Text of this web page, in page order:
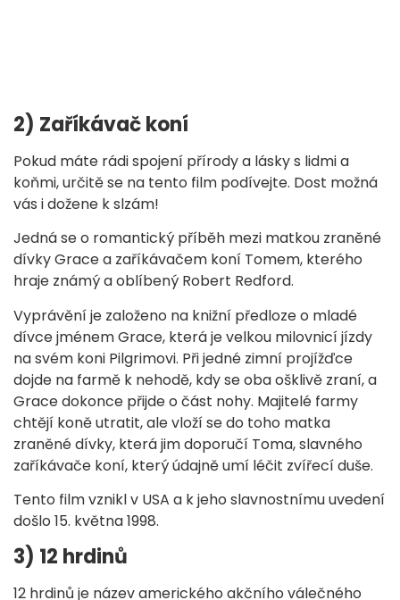
2) Zaříkávač koní
Pokud máte rádi spojení přírody a lásky s lidmi a
koňmi, určitě se na tento film podívejte. Dost možná
vás i dožene k slzám!
Jedná se o romantický příběh mezi matkou zraněné
dívky Grace a zaříkávačem koní Tomem, kterého
hraje známý a oblíbený Robert Redford.
Vyprávění je založeno na knižní předloze o mladé
dívce jménem Grace, která je velkou milovnicí jízdy
na svém koni Pilgrimovi. Při jedné zimní projížďce
dojde na farmě k nehodě, kdy se oba ošklivě zraní, a
Grace dokonce přijde o část nohy. Majitelé farmy
chtějí koně utratit, ale vloží se do toho matka
zraněné dívky, která jim doporučí Toma, slavného
zaříkávače koní, který údajně umí léčit zvířecí duše.
Tento film vznikl v USA a k jeho slavnostnímu uvedení
došlo 15. května 1998.
3) 12 hrdinů
12 hrdinů je název amerického akčního válečného